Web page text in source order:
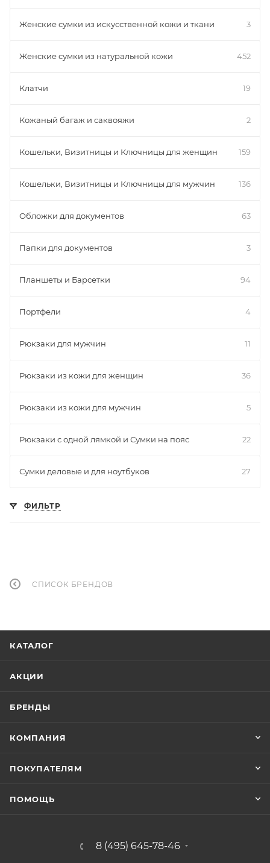
Женские сумки из искусственной кожи и ткани 3
Женские сумки из натуральной кожи 452
Клатчи 19
Кожаный багаж и саквояжи 2
Кошельки, Визитницы и Ключницы для женщин 159
Кошельки, Визитницы и Ключницы для мужчин 136
Обложки для документов 63
Папки для документов 3
Планшеты и Барсетки 94
Портфели 4
Рюкзаки для мужчин 11
Рюкзаки из кожи для женщин 36
Рюкзаки из кожи для мужчин 5
Рюкзаки с одной лямкой и Сумки на пояс 22
Сумки деловые и для ноутбуков 27
ФИЛЬТР
СПИСОК БРЕНДОВ
КАТАЛОГ
АКЦИИ
БРЕНДЫ
КОМПАНИЯ
ПОКУПАТЕЛЯМ
ПОМОЩЬ
8 (495) 645-78-46